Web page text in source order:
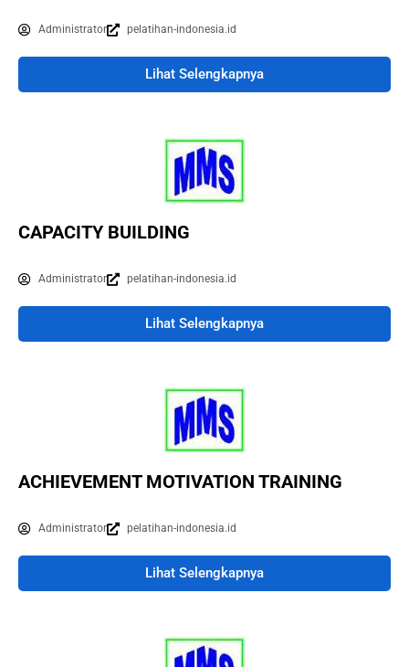
Administrator pelatihan-indonesia.id
Lihat Selengkapnya
CAPACITY BUILDING
Administrator pelatihan-indonesia.id
Lihat Selengkapnya
ACHIEVEMENT MOTIVATION TRAINING
Administrator pelatihan-indonesia.id
Lihat Selengkapnya